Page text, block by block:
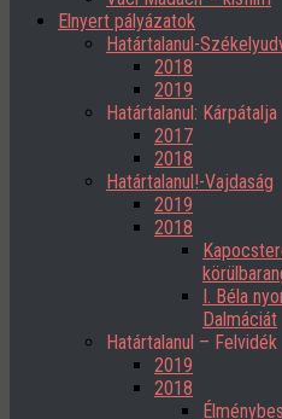
Elnyert pályázatok
Határtalanul-
2018
2019
Határtalanul: Kárpátalja
2017
2018
Határtalanul!-Vajdaság
2019
2018
I. Béla
Dalmáciát
Határtalanul – Felvidék
2019
2018